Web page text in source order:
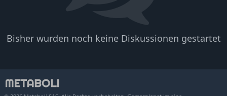
Bisher wurden noch keine Diskussionen gestartet